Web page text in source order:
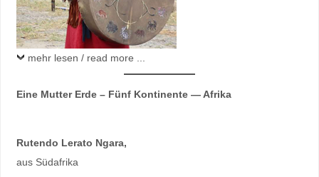
mehr lesen / read more ...
Eine Mutter Erde – Fünf Kontinente — Afrika
Rutendo Lerato Ngara,
aus Südafrika